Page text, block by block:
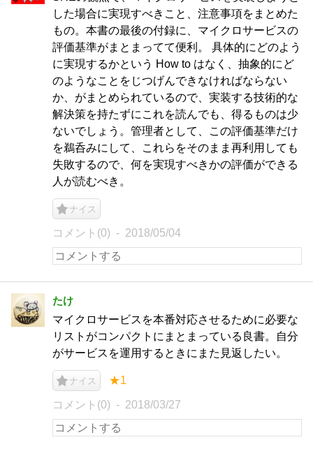
した場合に実現すべきこと、注意事項をまとめた
もの。本書の最後の付録に、マイクロサービスの
評価基準がまとまってて便利。 具体的にどのよう
に実現するかという How to はなく、抽象的にど
のようなことをじつげんできなければならない
か、がまとめられているので、実装する技術的な
解決策を持たずにこれを読んでも、得るものは少
ないでしょう。管理者として、この評価基準だけ
を鵜呑みにして、これらをそのまま再利用しても
失敗するので、何を実現すべきかの評価ができる
人が読むべき。
ナイス
コメント(0) 2018/05/04
たけ
マイクロサービスを本番対応させるために必要な
リストがコンパクトにまとまっている良書。自分
がサービスを運用するときにまた見返したい。
ナイス ★1
コメント(0) 2018/03/27